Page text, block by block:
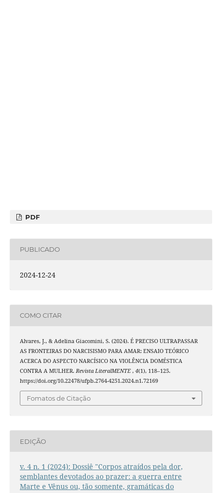
PDF
PUBLICADO
2024-12-24
COMO CITAR
Alvares, J., & Adelina Giacomini, S. (2024). É PRECISO ULTRAPASSAR
AS FRONTEIRAS DO NARCISISMO PARA AMAR: ENSAIO TEÓRICO
ACERCA DO ASPECTO NARCÍSICO NA VIOLÊNCIA DOMÉSTICA
CONTRA A MULHER. Revista LiteralMENTE , 4(1), 118–125.
https://doi.org/10.22478/ufpb.2764-4251.2024.n1.72169
Fomatos de Citação
EDIÇÃO
v. 4 n. 1 (2024): Dossiê "Corpos atraídos pela dor,
semblantes devotados ao prazer: a guerra entre
Marte e Vênus ou, tão somente, gramáticas do